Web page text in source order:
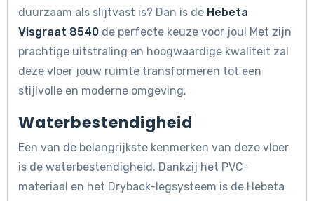
duurzaam als slijtvast is? Dan is de Hebeta
Visgraat 8540 de perfecte keuze voor jou! Met zijn
prachtige uitstraling en hoogwaardige kwaliteit zal
deze vloer jouw ruimte transformeren tot een
stijlvolle en moderne omgeving.
Waterbestendigheid
Een van de belangrijkste kenmerken van deze vloer
is de waterbestendigheid. Dankzij het PVC-
materiaal en het Dryback-legsysteem is de Hebeta